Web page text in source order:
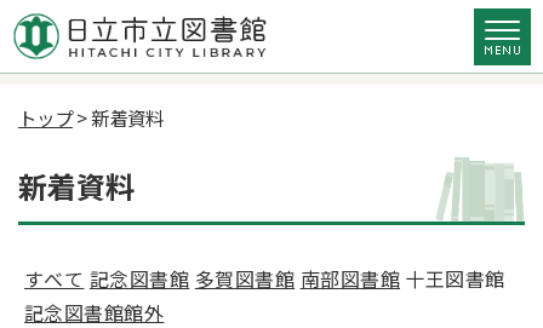
トップ> 新着資料
新着資料
すべて 記念図書館 多賀図書館 南部図書館 十王図書館
記念図書館館外